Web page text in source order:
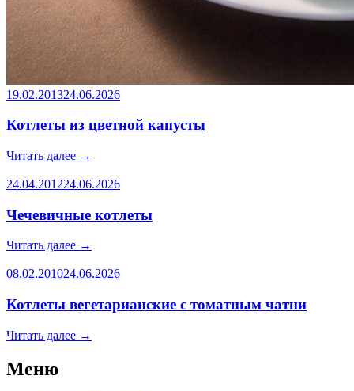
19.02.201324.06.2026
Котлеты из цветной капусты
Читать далее →
24.04.201224.06.2026
Чечевичные котлеты
Читать далее →
08.02.201024.06.2026
Котлеты вегетарианские с томатным чатни
Читать далее →
Меню